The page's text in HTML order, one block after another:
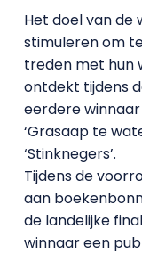
Het doel van de
stimuleren om
treden met hun
ontdekt tijdens
eerdere
‘Grasaap te
‘Stinknegers’.
Tijdens de
aan
de landelijke
winnaar een